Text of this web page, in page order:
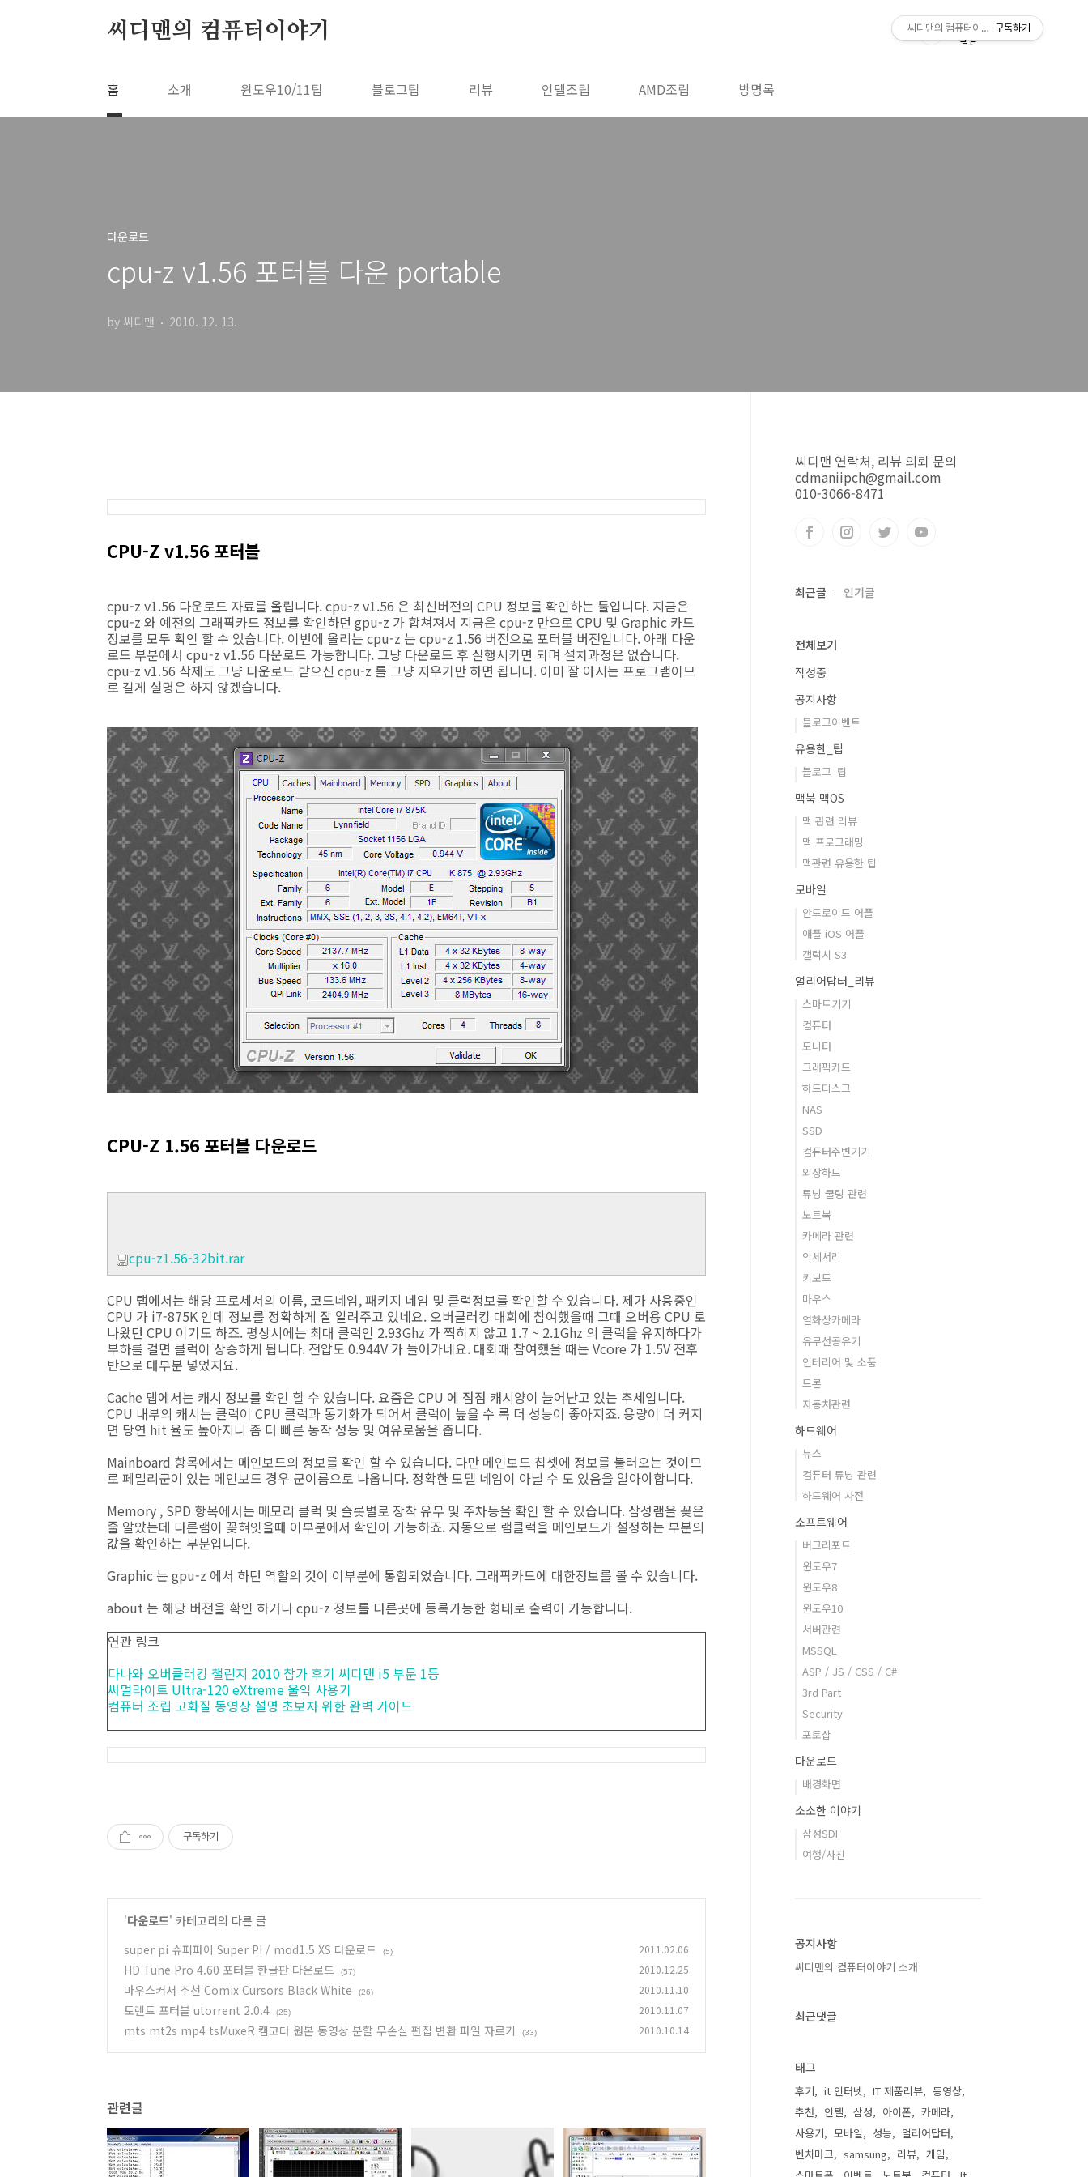
씨디맨의 컴퓨터이야기
홈 소개 윈도우10/11팁 블로그팁 리뷰 인텔조립 AMD조립 방명록
다운로드
cpu-z v1.56 포터블 다운 portable
by 씨디맨 2010. 12. 13.
CPU-Z v1.56 포터블
cpu-z v1.56 다운로드 자료를 올립니다. cpu-z v1.56 은 최신버전의 CPU 정보를 확인하는 툴입니다. 지금은
cpu-z 와 예전의 그래픽카드 정보를 확인하던 gpu-z 가 합쳐져서 지금은 cpu-z 만으로 CPU 및 Graphic 카드
정보를 모두 확인 할 수 있습니다. 이번에 올리는 cpu-z 는 cpu-z 1.56 버전으로 포터블 버전입니다. 아래 다운
로드 부분에서 cpu-z v1.56 다운로드 가능합니다. 그냥 다운로드 후 실행시키면 되며 설치과정은 없습니다.
cpu-z v1.56 삭제도 그냥 다운로드 받으신 cpu-z 를 그냥 지우기만 하면 됩니다. 이미 잘 아시는 프로그램이므
로 길게 설명은 하지 않겠습니다.
CPU-Z 1.56 포터블 다운로드
cpu-z1.56-32bit.rar
CPU 탭에서는 해당 프로세서의 이름, 코드네임, 패키지 네임 및 클럭정보를 확인할 수 있습니다. 제가 사용중인
CPU 가 i7-875K 인데 정보를 정확하게 잘 알려주고 있네요. 오버클러킹 대회에 참여했을때 그때 오버용 CPU 로
나왔던 CPU 이기도 하죠. 평상시에는 최대 클럭인 2.93Ghz 가 찍히지 않고 1.7 ~ 2.1Ghz 의 클럭을 유지하다가
부하를 걸면 클럭이 상승하게 됩니다. 전압도 0.944V 가 들어가네요. 대회때 참여했을 때는 Vcore 가 1.5V 전후
반으로 대부분 넣었지요.
Cache 탭에서는 캐시 정보를 확인 할 수 있습니다. 요즘은 CPU 에 점점 캐시양이 늘어난고 있는 추세입니다.
CPU 내부의 캐시는 클럭이 CPU 클럭과 동기화가 되어서 클럭이 높을 수 록 더 성능이 좋아지죠. 용량이 더 커지
면 당연 hit 율도 높아지니 좀 더 빠른 동작 성능 및 여유로움을 줍니다.
Mainboard 항목에서는 메인보드의 정보를 확인 할 수 있습니다. 다만 메인보드 칩셋에 정보를 불러오는 것이므
로 페밀리군이 있는 메인보드 경우 군이름으로 나옵니다. 정확한 모델 네임이 아닐 수 도 있음을 알아야합니다.
Memory , SPD 항목에서는 메모리 클럭 및 슬롯별로 장착 유무 및 주차등을 확인 할 수 있습니다. 삼성램을 꽂은
줄 알았는데 다른램이 꽂혀잇을때 이부분에서 확인이 가능하죠. 자동으로 램클럭을 메인보드가 설정하는 부분의
값을 확인하는 부분입니다.
Graphic 는 gpu-z 에서 하던 역할의 것이 이부분에 통합되었습니다. 그래픽카드에 대한정보를 볼 수 있습니다.
about 는 해당 버전을 확인 하거나 cpu-z 정보를 다른곳에 등록가능한 형태로 출력이 가능합니다.
연관 링크
다나와 오버클러킹 챌린지 2010 참가 후기 씨디맨 i5 부문 1등
써멀라이트 Ultra-120 eXtreme 울익 사용기
컴퓨터 조립 고화질 동영상 설명 초보자 위한 완벽 가이드
구독하기
'다운로드' 카테고리의 다른 글
super pi 슈퍼파이 Super PI / mod1.5 XS 다운로드
(5) 2011.02.06
HD Tune Pro 4.60 포터블 한글판 다운로드 (57) 2010.12.25
마우스커서 추천 Comix Cursors Black White (26) 2010.11.10
토렌트 포터블 utorrent 2.0.4 (25) 2010.11.07
mts mt2s mp4 tsMuxeR 캠코더 원본 동영상 분할 무손실 편집 변환 파일 자르기 (33) 2010.10.14
관련글
씨디맨 연락처, 리뷰 의뢰 문의
cdmaniipch@gmail.com
010-3066-8471
최근글 인기글
전체보기
작성중
공지사항
블로그이벤트
유용한_팁
블로그_팁
맥북 맥OS
맥 관련 리뷰
맥 프로그래밍
맥관련 유용한 팁
모바일
안드로이드 어플
애플 iOS 어플
갤럭시 S3
얼리어답터_리뷰
스마트기기
컴퓨터
모니터
그래픽카드
하드디스크
NAS
SSD
컴퓨터주변기기
외장하드
튜닝 쿨링 관련
노트북
카메라 관련
악세서리
키보드
마우스
열화상카메라
유무선공유기
인테리어 및 소품
드론
자동차관련
하드웨어
뉴스
컴퓨터 튜닝 관련
하드웨어 사전
소프트웨어
버그리포트
윈도우7
윈도우8
윈도우10
서버관련
MSSQL
ASP / JS / CSS / C#
3rd Part
Security
포토샵
다운로드
배경화면
소소한 이야기
삼성SDI
여행/사진
공지사항
씨디맨의 컴퓨터이야기 소개
최근댓글
태그
후기 it 인터넷 IT 제품리뷰
동영상
추천
인텔 삼성 아이폰
카메라
사용기
모바일 성능
얼리어답터
벤치마크
samsung 리뷰
게임
씨디맨의 컴퓨터이야기구독하기